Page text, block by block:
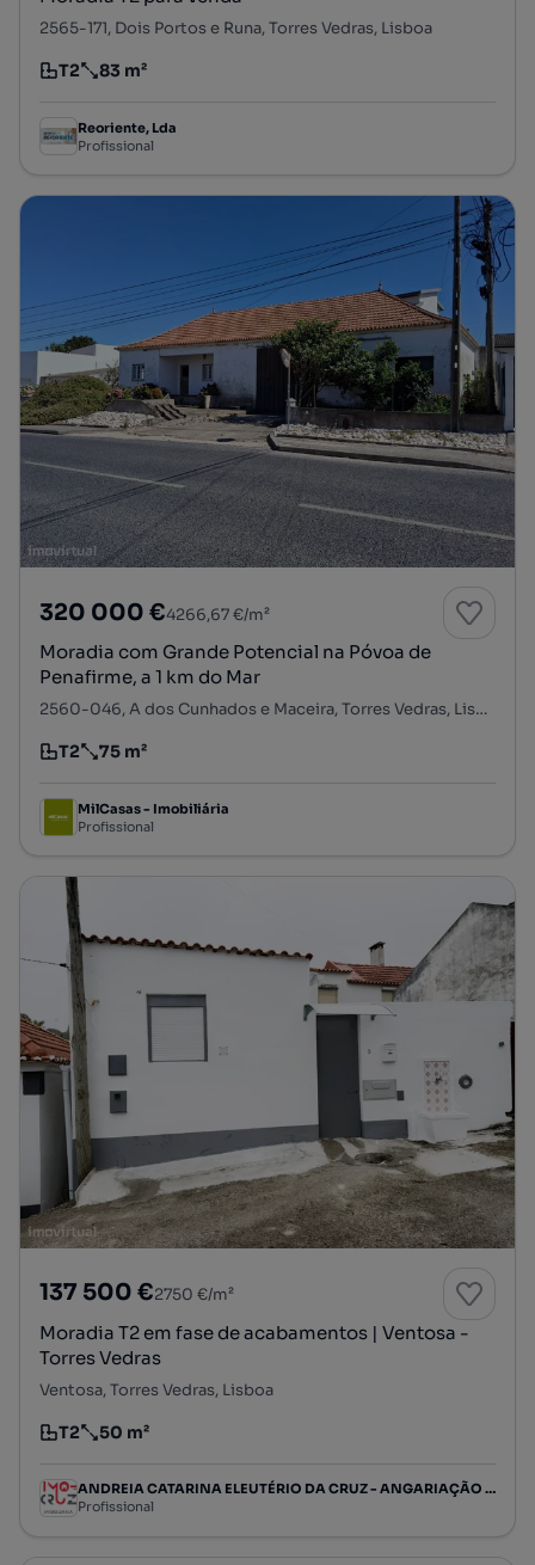
2565-171, Dois Portos e Runa, Torres Vedras, Lisboa
Tipologia
T2
Preço por metro quadrado
83 m²
Reoriente, Lda
Profissional
320 000 €4266,67 €/m²
Moradia com Grande Potencial na Póvoa de
Penafirme, a 1 km do Mar
2560-046, A dos Cunhados e Maceira, Torres Vedras, Lisboa
Tipologia
T2
Preço por metro quadrado
75 m²
MilCasas - Imobiliária
Profissional
137 500 €2750 €/m²
Moradia T2 em fase de acabamentos | Ventosa -
Torres Vedras
Ventosa, Torres Vedras, Lisboa
Tipologia
T2
Preço por metro quadrado
50 m²
ANDREIA CATARINA ELEUTÉRIO DA CRUZ - ANGARIAÇÃO IMOBILIÁRIA, SOCIEDADE UNIPESSOAL LIMITADA
Profissional